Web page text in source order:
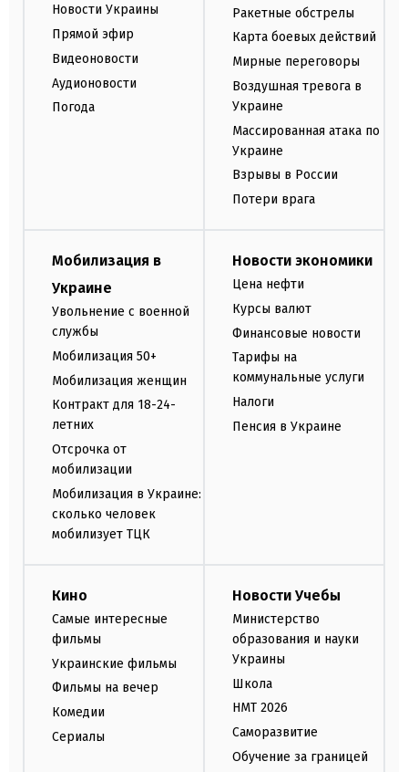
Новости Украины
Прямой эфир
Видеоновости
Аудионовости
Погода
Ракетные обстрелы
Карта боевых действий
Мирные переговоры
Воздушная тревога в
Украине
Массированная атака по
Украине
Взрывы в России
Потери врага
Мобилизация в
Украине
Увольнение с военной
службы
Мобилизация 50+
Мобилизация женщин
Контракт для 18-24-
летних
Отсрочка от
мобилизации
Мобилизация в Украине:
сколько человек
мобилизует ТЦК
Новости экономики
Цена нефти
Курсы валют
Финансовые новости
Тарифы на
коммунальные услуги
Налоги
Пенсия в Украине
Кино
Самые интересные
фильмы
Украинские фильмы
Фильмы на вечер
Комедии
Сериалы
Новости Учебы
Министерство
образования и науки
Украины
Школа
НМТ 2026
Саморазвитие
Обучение за границей